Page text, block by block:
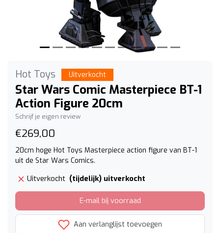
Hot Toys Uitverkocht
Star Wars Comic Masterpiece BT-1
Action Figure 20cm
Schrijf je eigen review
€269,00
20cm hoge Hot Toys Masterpiece action figure van BT-1
uit de Star Wars Comics.
Uitverkocht (tijdelijk) uitverkocht
E-mail bij voorraad
Aan verlanglijst toevoegen